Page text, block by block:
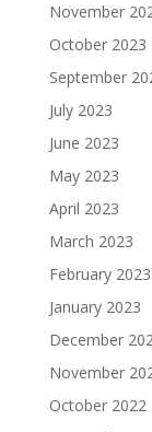
November
October 2023
September
July 2023
June 2023
May 2023
April 2023
March 2023
February 2023
January 2023
December
November
October 2022